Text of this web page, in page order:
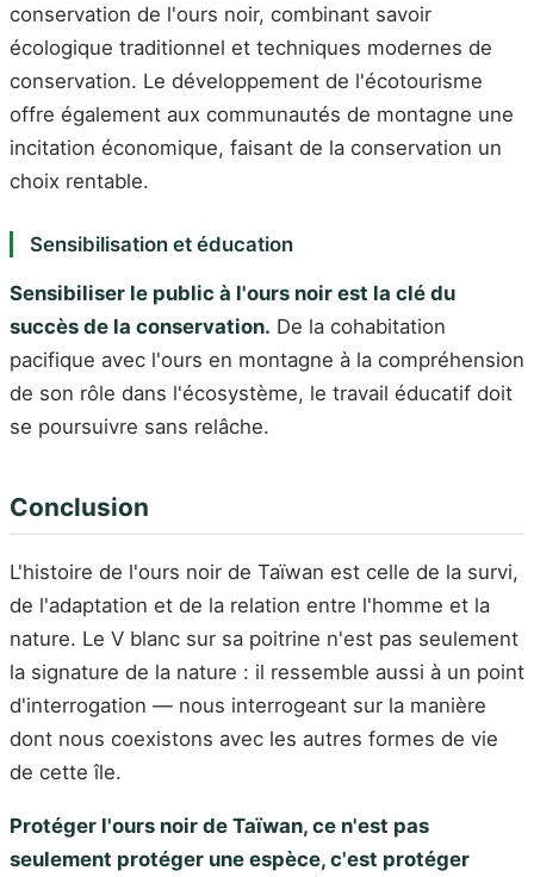
conservation de l'ours noir, combinant savoir
écologique traditionnel et techniques modernes de
conservation. Le développement de l'écotourisme
offre également aux communautés de montagne une
incitation économique, faisant de la conservation un
choix rentable.
Sensibilisation et éducation
Sensibiliser le public à l'ours noir est la clé du
succès de la conservation. De la cohabitation
pacifique avec l'ours en montagne à la compréhension
de son rôle dans l'écosystème, le travail éducatif doit
se poursuivre sans relâche.
Conclusion
L'histoire de l'ours noir de Taïwan est celle de la survi,
de l'adaptation et de la relation entre l'homme et la
nature. Le V blanc sur sa poitrine n'est pas seulement
la signature de la nature : il ressemble aussi à un point
d'interrogation — nous interrogeant sur la manière
dont nous coexistons avec les autres formes de vie
de cette île.
Protéger l'ours noir de Taïwan, ce n'est pas
seulement protéger une espèce, c'est protéger